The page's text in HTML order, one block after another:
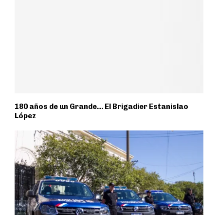
180 años de un Grande… El Brigadier Estanislao
López